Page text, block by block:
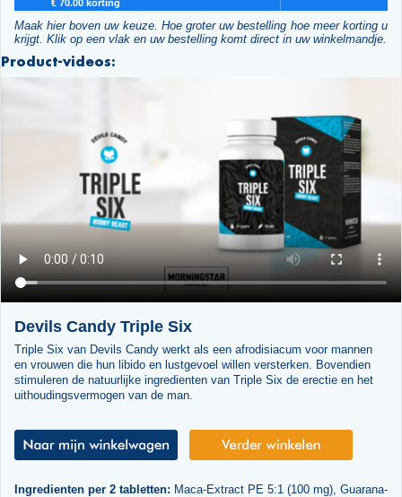
€ 70.00 korting
Maak hier boven uw keuze. Hoe groter uw bestelling hoe meer korting u
krijgt. Klik op een vlak en uw bestelling komt direct in uw winkelmandje.
Product-videos:
Devils Candy Triple Six
Triple Six van Devils Candy werkt als een afrodisiacum voor mannen
en vrouwen die hun libido en lustgevoel willen versterken. Bovendien
stimuleren de natuurlijke ingredienten van Triple Six de erectie en het
uithoudingsvermogen van de man.
Ingredienten per 2 tabletten: Maca-Extract PE 5:1 (100 mg), Guarana-